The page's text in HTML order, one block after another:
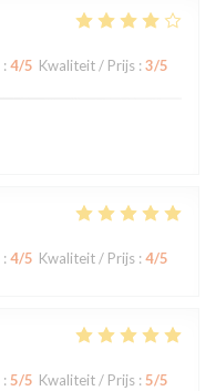
: 4/5 Kwaliteit / Prijs : 3/5
: 4/5 Kwaliteit / Prijs : 4/5
: 5/5 Kwaliteit / Prijs : 5/5